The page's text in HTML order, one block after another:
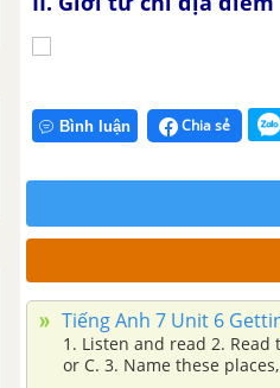
Bình luận Chia sẻ
Tiếng Anh 7 Unit 6
1. Listen and read 2. Read the conversation again and answer the questions by circling A, B,
or C. 3. Name these places,